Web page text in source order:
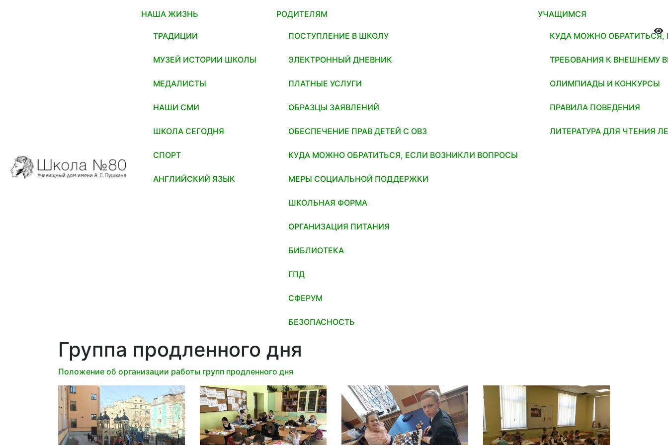
НАША ЖИЗНЬ
ТРАДИЦИИ
МУЗЕЙ ИСТОРИИ ШКОЛЫ
МЕДАЛИСТЫ
НАШИ СМИ
ШКОЛА СЕГОДНЯ
СПОРТ
АНГЛИЙСКИЙ ЯЗЫК
РОДИТЕЛЯМ
ПОСТУПЛЕНИЕ В ШКОЛУ
ЭЛЕКТРОННЫЙ ДНЕВНИК
ПЛАТНЫЕ УСЛУГИ
ОБРАЗЦЫ ЗАЯВЛЕНИЙ
ОБЕСПЕЧЕНИЕ ПРАВ ДЕТЕЙ С ОВЗ
КУДА МОЖНО ОБРАТИТЬСЯ, ЕСЛИ ВОЗНИКЛИ ВОПРОСЫ
МЕРЫ СОЦИАЛЬНОЙ ПОДДЕРЖКИ
ШКОЛЬНАЯ ФОРМА
ОРГАНИЗАЦИЯ ПИТАНИЯ
БИБЛИОТЕКА
ГПД
СФЕРУМ
БЕЗОПАСНОСТЬ
УЧАЩИМСЯ
КУДА МОЖНО
ТРЕБОВАНИЯ К ВНЕШНЕМУ
ОЛИМПИАДЫ И КОНКУРСЫ
ПРАВИЛА ПОВЕДЕНИЯ
ЛИТЕРАТУРА ДЛЯ ЧТЕНИЯ
Группа продленного дня
Положение об организации работы групп продленного дня